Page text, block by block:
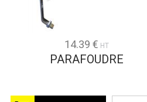
14.39 € HT
PARAFOUDRE